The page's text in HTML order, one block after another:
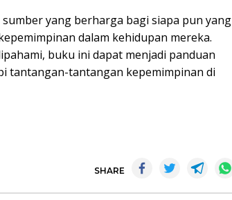
sumber yang berharga bagi siapa pun yang
dalam kehidupan mereka.
buku ini dapat menjadi panduan
tantangan-tantangan kepemimpinan di
SHARE